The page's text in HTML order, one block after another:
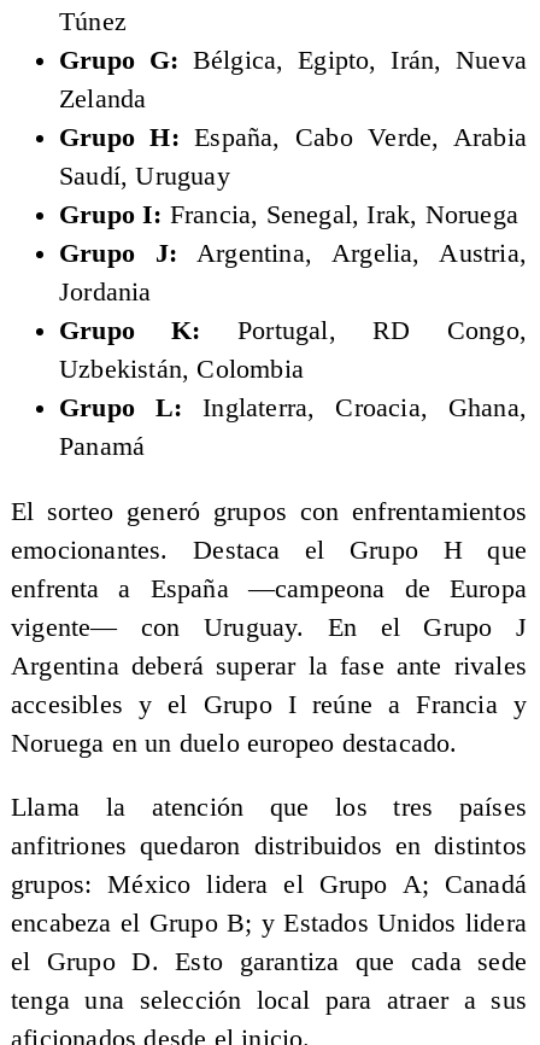
Túnez
Grupo G: Bélgica, Egipto, Irán, Nueva
Zelanda
Grupo H: España, Cabo Verde, Arabia
Saudí, Uruguay
Grupo I: Francia, Senegal, Irak, Noruega
Grupo J: Argentina, Argelia, Austria,
Jordania
Grupo K: Portugal, RD Congo,
Uzbekistán, Colombia
Grupo L: Inglaterra, Croacia, Ghana,
Panamá
El sorteo generó grupos con enfrentamientos
emocionantes. Destaca el Grupo H que
enfrenta a España —campeona de Europa
vigente— con Uruguay. En el Grupo J
Argentina deberá superar la fase ante rivales
accesibles y el Grupo I reúne a Francia y
Noruega en un duelo europeo destacado.
Llama la atención que los tres países
anfitriones quedaron distribuidos en distintos
grupos: México lidera el Grupo A; Canadá
encabeza el Grupo B; y Estados Unidos lidera
el Grupo D. Esto garantiza que cada sede
tenga una selección local para atraer a sus